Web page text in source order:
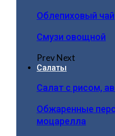
Облепиховый чай
Смузи овощной
PrevNext
Салаты
Салат с рисом,
Обжаренные
моцарелла